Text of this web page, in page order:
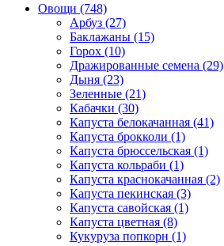
Овощи (748)
Арбуз (27)
Баклажаны (15)
Горох (10)
Дражированные семена (29)
Дыня (23)
Зеленные (21)
Кабачки (30)
Капуста белокачанная (41)
Капуста брокколи (1)
Капуста брюссельская (1)
Капуста кольраби (1)
Капуста краснокачанная (2)
Капуста пекинская (3)
Капуста савойская (1)
Капуста цветная (8)
Кукуруза попкорн (1)